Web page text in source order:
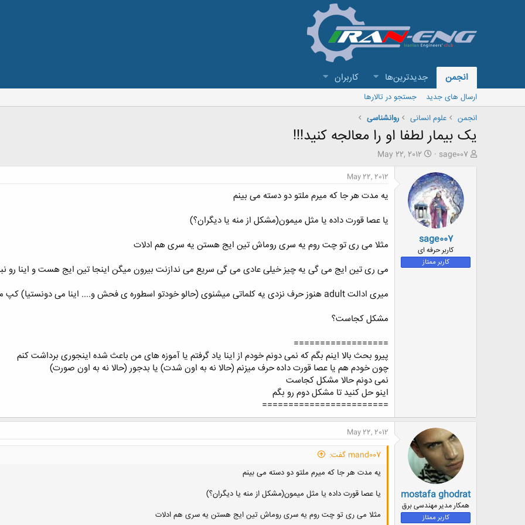
انجمن جدیدترین‌ها کاربران
ارسال های جدید
جستجو در تالارها
انجمن
علوم انسانی روانشناسی
یک بیمار لطفا او را معالجه کنید!!!
ش
و
ض
sage007
ت
ر
ی
خ
ش
ر
و
ع
May 22, 2012
sage007
کاربر حرفه ای
کاربر ممتاز
May 22, 2012
یه مدت هر جا که میرم ملتو دو دسته می بینم
یا عصا قورت داده یا مثل میمون(مشکل از منه یا دیگران؟)
مثلا می ری تو چت روم یه سری روماش تین ایج هستن یه سری هم ادلات
می ری تین ایج می گی یه چیز خیلی عادی می گی سریع می ندازنت بیرون میگن اینجا تین ایج هست و اینا رو
میری ادالت adult هنوز حرف نزدی یه کلماتی میشنوی (حالو خودتو اسطوره ی فحش و.... اینا می دونستیا) کپ می کنی از بس کلفت صحبت می کنن
مشکل کجاست؟
==================
پیرو بحث بالا اینم بگم که نمی دونم خودم از اینا یاد گرفتم یا آموزه های من باعث شده اینجوری برداشت کنم
چون خودم هم یا عصا قورت داده حرف میزنم (حالا نه به اون شدت) یا بدجور (حالا نه به اون صورت)
نمی دونم حالا مشکل کجاست
اینو حل کنید تا مشکل دوم رو بگم
========================
mostafa ghodrat
همکار مدیر مهندسی برق
کاربر ممتاز
May 22, 2012
mand007 گفت:
یه مدت هر جا که میرم ملتو دو دسته می بینم
یا عصا قورت داده یا مثل میمون(مشکل از منه یا دیگران؟)
مثلا می ری تو چت روم یه سری روماش تین ایج هستن یه سری هم ادلات